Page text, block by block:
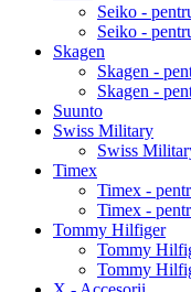
Seiko -
Seiko -
Skagen
Skagen -
Skagen -
Suunto
Swiss Military
Swiss
Timex
Timex -
Timex -
Tommy Hilfiger
Tommy
Tommy